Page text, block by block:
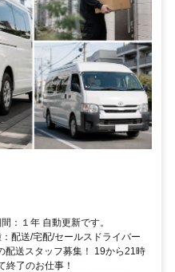
：１年 自動更新です。
配送/宅配/セールスドライバー
配送スタッフ募集！ 19から21時
終了のお仕事！